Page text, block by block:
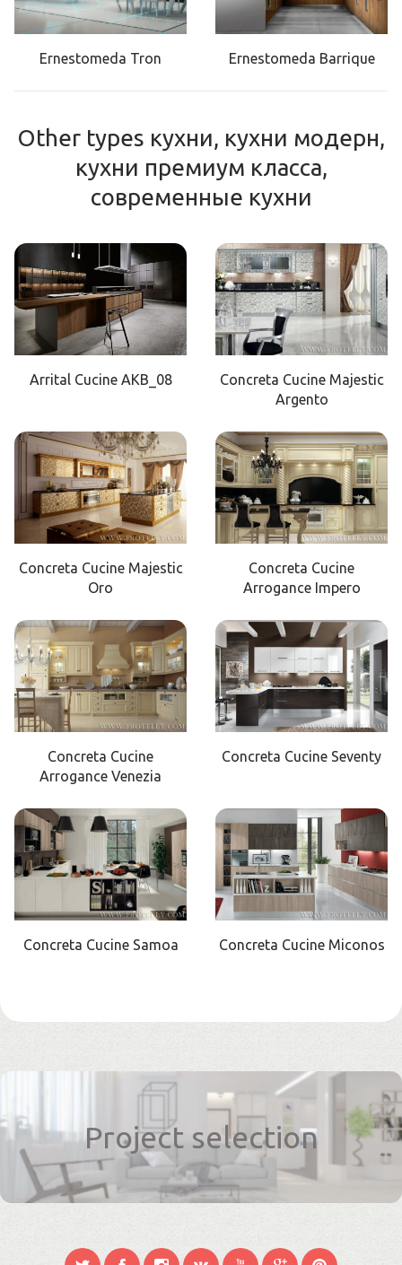
Ernestomeda Tron Ernestomeda Barrique
Other types кухни, кухни модерн,
кухни премиум класса,
современные кухни
Arrital Cucine AKB_08
Concreta Cucine Majestic
Argento
Concreta Cucine Majestic
Oro
Concreta Cucine
Arrogance Impero
Concreta Cucine
Arrogance Venezia
Concreta Cucine Seventy
Concreta Cucine Samoa Concreta Cucine Miconos
Project selection